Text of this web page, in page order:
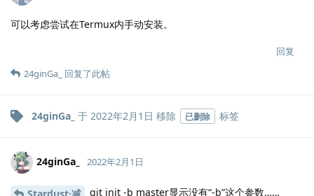
可以考虑尝试在Termux内手动安装。
回复
24ginGa_ 回复了此帖
24ginGa_ 于 2022年2月1日 移除 已删除 标签
24ginGa_ 2022年2月1日
Stardust·减 git init -b master显示没有“-b”这个参数……